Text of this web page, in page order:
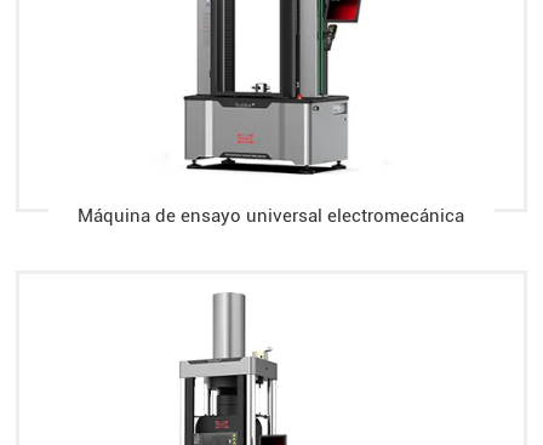
Máquina de ensayo universal electromecánica